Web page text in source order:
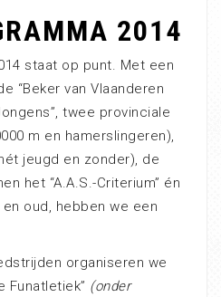
2014
staat op punt. Met een
“Beker van Vlaanderen
twee provinciale
m en hamerslingeren),
jeugd en zonder), de
het “A.A.S.-Criterium” én
oud, hebben we een
organiseren we
Funatletiek” (onder